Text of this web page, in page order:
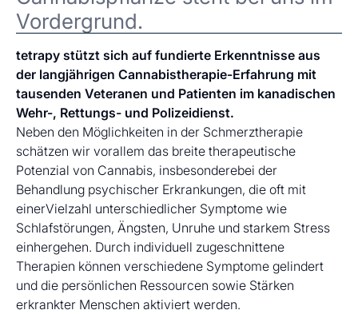
Vordergrund.
tetrapy stützt sich auf fundierte Erkenntnisse aus
der langjährigen Cannabistherapie-Erfahrung mit
tausenden Veteranen und Patienten im kanadischen
Wehr-, Rettungs- und Polizeidienst.
Neben den Möglichkeiten in der Schmerztherapie
schätzen wir vorallem das breite therapeutische
Potenzial von Cannabis, insbesonderebei der
Behandlung psychischer Erkrankungen, die oft mit
einerVielzahl unterschiedlicher Symptome wie
Schlafstörungen, Ängsten, Unruhe und starkem Stress
einhergehen. Durch individuell zugeschnittene
Therapien können verschiedene Symptome gelindert
und die persönlichen Ressourcen sowie Stärken
erkrankter Menschen aktiviert werden.